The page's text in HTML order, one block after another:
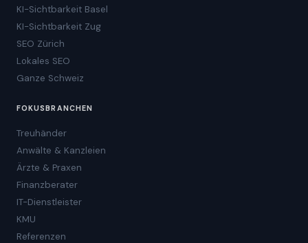
KI-Sichtbarkeit Basel
KI-Sichtbarkeit Zug
SEO Zürich
Lokales SEO
Ganze Schweiz
FOKUSBRANCHEN
Treuhänder
Anwälte & Kanzleien
Ärzte & Praxen
Finanzberater
IT-Dienstleister
KMU
Referenzen